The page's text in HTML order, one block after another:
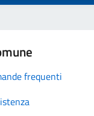
frequenti